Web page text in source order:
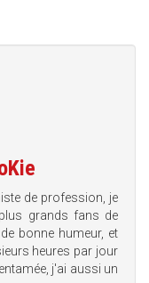
de profession, je
grands fans de
bonne humeur, et
heures par jour
j'ai aussi un